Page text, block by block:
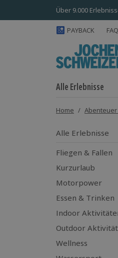
Über 9.000
PAYBACK FAQ
Alle Erlebnisse
Home /
Alle Erlebnisse
Fliegen & Fallen
Kurzurlaub
Motorpower
Essen & Trinken
Indoor
Outdoor
Wellness